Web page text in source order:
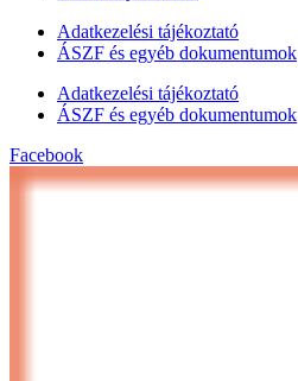
Adatkezelési tájékoztató
ÁSZF és egyéb dokumentumok
Adatkezelési tájékoztató
ÁSZF és egyéb dokumentumok
Facebook